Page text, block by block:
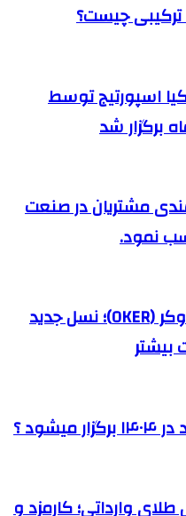
چیست؟
اسپورتیج توسط
برگزار شد
مشتریان در صنعت
نمود.
معرفی کرکره فولادی اوکر (OKER)؛ نسل جدید
بیشتر
؟
وارداتی؛ کارمزد و